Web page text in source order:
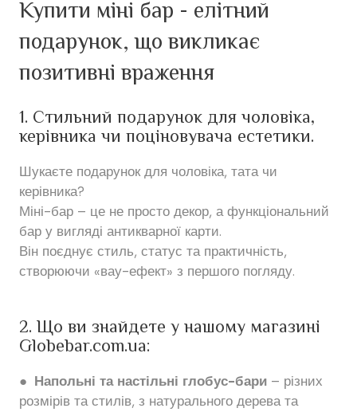
Купити міні бар - елітний
подарунок, що викликає
позитивні враження
1. Стильний подарунок для чоловіка,
керівника чи поціновувача естетики.
Шукаєте подарунок для чоловіка, тата чи
керівника?
Міні-бар – це не просто декор, а функціональний
бар у вигляді антикварної карти.
Він поєднує стиль, статус та практичність,
створюючи «вау-ефект» з першого погляду.
2. Що ви знайдете у нашому магазині
Globebar.com.ua:
● Напольні та настільні глобус-бари – різних
розмірів та стилів, з натурального дерева та